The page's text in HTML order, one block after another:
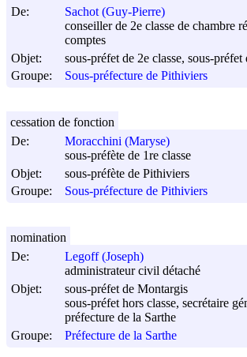
De:
Sachot (Guy-Pierre)
conseiller de 2e classe de chambre
comptes
Objet:
sous-préfet de 2e classe, sous-
Groupe:
Sous-préfecture de Pithiviers
De:
Moracchini (Maryse)
sous-préfète de 1re classe
Objet:
sous-préfète de Pithiviers
Groupe:
Sous-préfecture de Pithiviers
cessation de fonction
De:
Legoff (Joseph)
administrateur civil détaché
Objet:
sous-préfet de Montargis
sous-préfet hors classe, secrétaire
préfecture de la Sarthe
Groupe:
Préfecture de la Sarthe
nomination